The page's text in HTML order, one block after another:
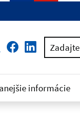
Twitter
Facebook
LinkedIn
informácie